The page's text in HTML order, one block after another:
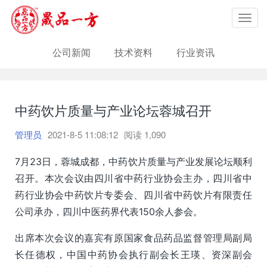
公司新闻 技术资料 行业资讯
中药饮片质量与产业论坛蓉城召开
管理员 2021-8-5 11:08:12 阅读 1,090
7月23日，蓉城成都，中药饮片质量与产业发展论坛顺利
召开。本次会议由四川省中药行业协会主办，四川省中
药行业协会中药饮片专委会、四川省中药饮片有限责任
公司承办，四川中医药界代表150余人参会。
出席本次会议的嘉宾有原国家食品药品监督管理局副局
长任德权，中国中药协会执行副会长王瑛、资深副会